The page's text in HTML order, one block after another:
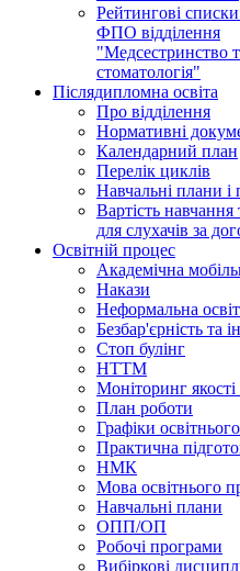
Рейтингові списки
ФПО відділення
"Медсестринство
стоматологія"
Післядипломна освіта
Про відділення
Нормативні
Календарний план
Перелік циклів
Навчальні плани і
Вартість
для слухачів за
Освітній процес
Академічна
Накази
Неформальна
Безбар'єрність та
Стоп булінг
НТТМ
Моніторинг якості
План роботи
Графіки
Практична
НМК
Мова освiтнього
Навчальнi плани
ОПП/ОП
Робочі програми
Вибiрковi